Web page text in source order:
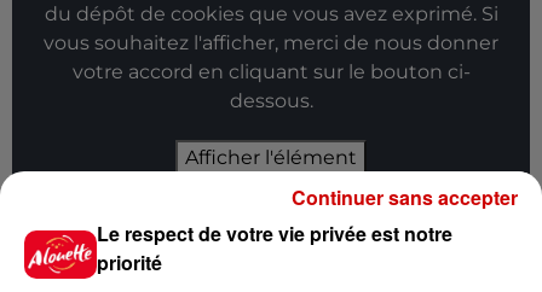
du dépôt de cookies que vous avez exprimé. Si
vous souhaitez l'afficher, merci de nous donner
votre accord en cliquant sur le bouton ci-
dessous.
Afficher l'élément
Le respect de votre vie privée est notre
priorité
Continuer sans accepter